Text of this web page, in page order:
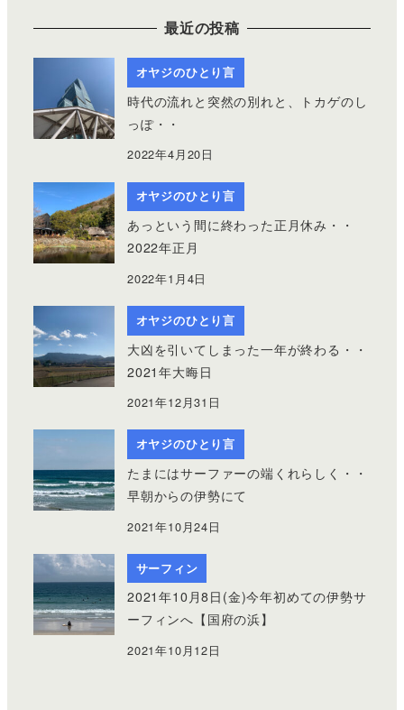
最近の投稿
オヤジのひとり言
時代の流れと突然の別れと、トカゲのし
っぽ・・
2022年4月20日
オヤジのひとり言
あっという間に終わった正月休み・・
2022年正月
2022年1月4日
オヤジのひとり言
大凶を引いてしまった一年が終わる・・
2021年大晦日
2021年12月31日
オヤジのひとり言
たまにはサーファーの端くれらしく・・
早朝からの伊勢にて
2021年10月24日
サーフィン
2021年10月8日(金)今年初めての伊勢サ
ーフィンへ【国府の浜】
2021年10月12日